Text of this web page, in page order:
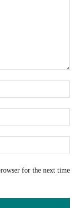
for the next time